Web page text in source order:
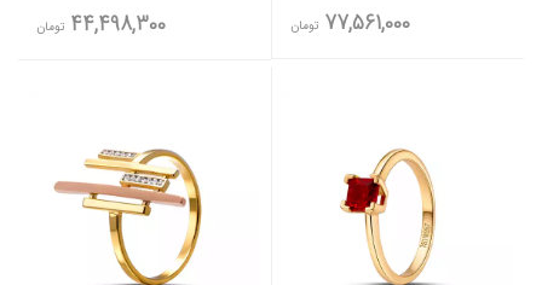
77,561,000 تومان 44,498,300 تومان